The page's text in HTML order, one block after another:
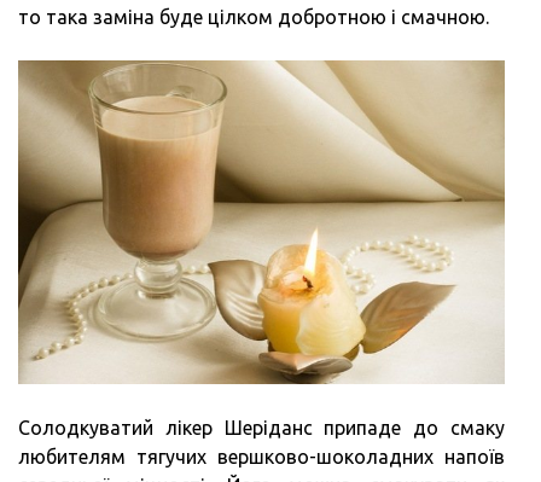
то така заміна буде цілком добротною і смачною.
Солодкуватий лікер Шеріданс припаде до смаку
любителям тягучих вершково-шоколадних напоїв